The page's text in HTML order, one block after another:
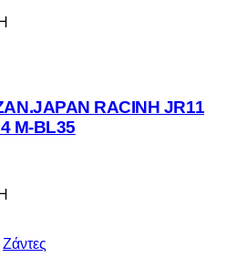
RACINH JR11
M-BL35
Ζάντες